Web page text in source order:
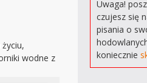
wodne z
Uwaga!
czujesz się
pisania o
koniecznie